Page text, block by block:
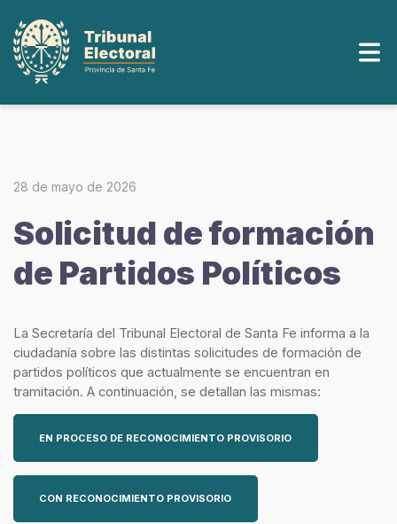
28 de mayo de 2026
Solicitud de formación
de Partidos Políticos
La Secretaría del Tribunal Electoral de Santa Fe informa a la
ciudadanía sobre las distintas solicitudes de formación de
partidos políticos que actualmente se encuentran en
tramitación. A continuación, se detallan las mismas:
EN PROCESO DE RECONOCIMIENTO PROVISORIO
CON RECONOCIMIENTO PROVISORIO